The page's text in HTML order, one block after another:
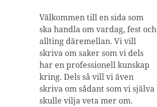
Välkommen till en sida som
ska handla om vardag, fest och
allting däremellan. Vi vill
skriva om saker som vi dels
har en professionell kunskap
kring. Dels så vill vi även
skriva om sådant som vi själva
skulle vilja veta mer om.